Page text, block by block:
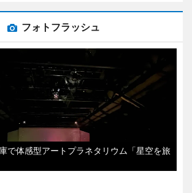
フォトフラッシュ
で体感型アートプラネタリウム「星空を旅